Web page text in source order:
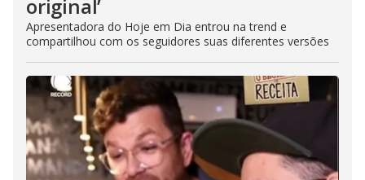
original’
Apresentadora do Hoje em Dia entrou na trend e
compartilhou com os seguidores suas diferentes versões